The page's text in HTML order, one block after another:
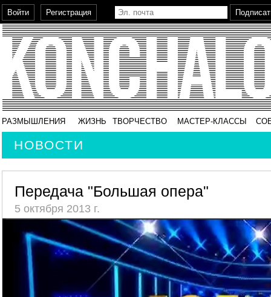
РАЗМЫШЛЕНИЯ ЖИЗНЬ ТВОРЧЕСТВО МАСТЕР-КЛАССЫ
НОВОСТИ
Передача "Большая опера"
5 октября 2013 г.